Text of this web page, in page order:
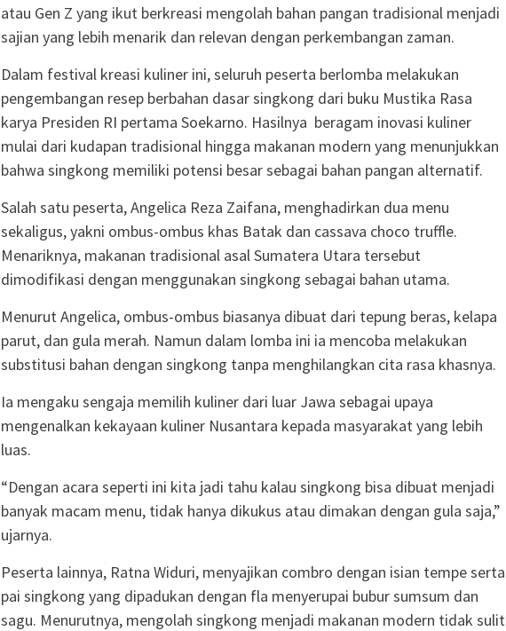
atau Gen Z yang ikut berkreasi mengolah bahan pangan tradisional menjadi
sajian yang lebih menarik dan relevan dengan perkembangan zaman.
Dalam festival kreasi kuliner ini, seluruh peserta berlomba melakukan
pengembangan resep berbahan dasar singkong dari buku Mustika Rasa
karya Presiden RI pertama Soekarno. Hasilnya beragam inovasi kuliner
mulai dari kudapan tradisional hingga makanan modern yang menunjukkan
bahwa singkong memiliki potensi besar sebagai bahan pangan alternatif.
Salah satu peserta, Angelica Reza Zaifana, menghadirkan dua menu
sekaligus, yakni ombus-ombus khas Batak dan cassava choco truffle.
Menariknya, makanan tradisional asal Sumatera Utara tersebut
dimodifikasi dengan menggunakan singkong sebagai bahan utama.
Menurut Angelica, ombus-ombus biasanya dibuat dari tepung beras, kelapa
parut, dan gula merah. Namun dalam lomba ini ia mencoba melakukan
substitusi bahan dengan singkong tanpa menghilangkan cita rasa khasnya.
Ia mengaku sengaja memilih kuliner dari luar Jawa sebagai upaya
mengenalkan kekayaan kuliner Nusantara kepada masyarakat yang lebih
luas.
“Dengan acara seperti ini kita jadi tahu kalau singkong bisa dibuat menjadi
banyak macam menu, tidak hanya dikukus atau dimakan dengan gula saja,”
ujarnya.
Peserta lainnya, Ratna Widuri, menyajikan combro dengan isian tempe serta
pai singkong yang dipadukan dengan fla menyerupai bubur sumsum dan
sagu. Menurutnya, mengolah singkong menjadi makanan modern tidak sulit